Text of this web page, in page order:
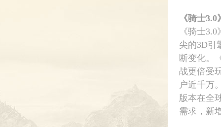
《骑士
《骑士
尖的3D引
断变化。
战更倍受
户近千万
版本在全
需求，新